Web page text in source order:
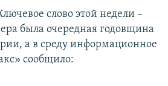
слово этой недели –
была очередная годовщина
а в среду информационное
сообщило: